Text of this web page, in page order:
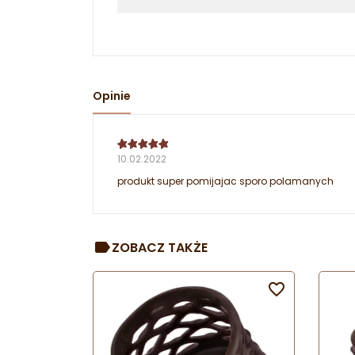
Opinie
10.02.2022
produkt super pomijajac sporo polamanych
ZOBACZ TAKŻE
